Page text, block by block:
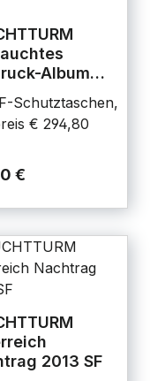
Album
Schutztaschen,
€ 294,80
€
2013 SF